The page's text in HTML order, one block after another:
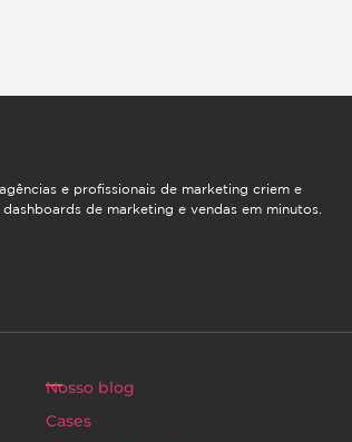
e profissionais de marketing criem e
de marketing e vendas em minutos.
Nosso blog
Cases